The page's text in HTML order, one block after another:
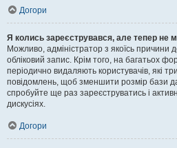
Догори
Я колись зареєструвався, але тепер не
Можливо, адміністратор з якоїсь причини
обліковий запис. Крім того, на багатьох
періодично видаляють користувачів, які
повідомлень, щоб зменшити розмір бази
спробуйте ще раз зареєструватись і
дискусіях.
Догори